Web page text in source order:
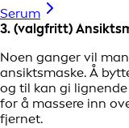
Serum
3. (valgfritt)
Noen ganger vil
ansiktsmaske. Å
og til kan gi
for å massere inn
fjernet.